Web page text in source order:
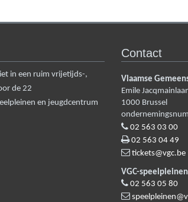
in een ruim vrijetijds-,
de 22
en jeugdcentrum
Contact
Vlaamse
Emile
1000 Brussel
02 563 03 00
02 563 04 49
tickets@vgc.be
VGC-speelpleinen
02 563 05 80